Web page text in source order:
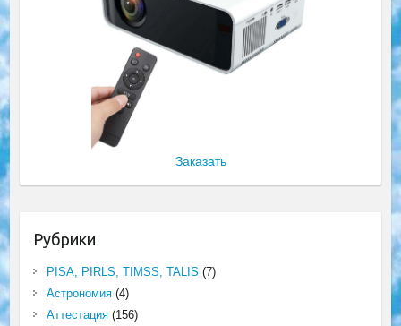
Заказать
Рубрики
PISA, PIRLS, TIMSS, TALIS (7)
Астрономия(4)
Аттестация(156)